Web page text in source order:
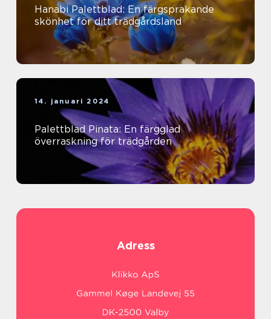
Hanabi Palettblad: En färgsprakande
skönhet för ditt trädgårdsland
14. januari 2024
Palettblad Pinata: En färgglad
överraskning för trädgården
Adress